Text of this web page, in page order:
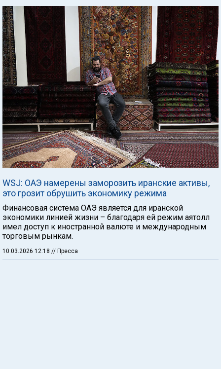
WSJ: ОАЭ намерены заморозить иранские активы,
это грозит обрушить экономику режима
Финансовая система ОАЭ является для иранской
экономики линией жизни – благодаря ей режим аятолл
имел доступ к иностранной валюте и международным
торговым рынкам.
10.03.2026 12:18 // Пресса